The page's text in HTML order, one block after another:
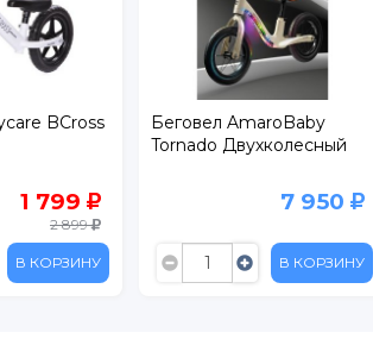
7 950
В КОРЗИНУ
Беговел Rocket 14",
колеса надувные
2 399
В КОРЗИНУ